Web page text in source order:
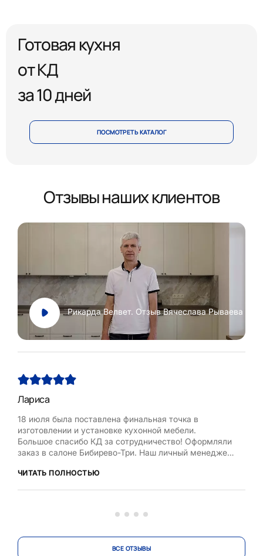
Готовая кухня
от КД
за 10 дней
ПОСМОТРЕТЬ КАТАЛОГ
Отзывы наших клиентов
Рикарда Велвет. Отзыв Вячеслава Рываева
Лариса
18 июля была поставлена финальная точка в
изготовлении и установке кухонной мебели.
Большое спасибо КД за сотрудничество! Оформляли
заказ в салоне Бибирево-Три. Наш личный менеджер
оптимальный проект, исходя из маленькой площади
ЧИТАТЬ ПОЛНОСТЬЮ
ВСЕ ОТЗЫВЫ